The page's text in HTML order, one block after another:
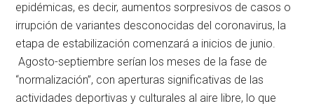
epidémicas, es decir, aumentos sorpresivos de casos o
irrupción de variantes desconocidas del coronavirus, la
etapa de estabilización comenzará a inicios de junio.
Agosto-septiembre serían los meses de la fase de
“normalización”, con aperturas significativas de las
actividades deportivas y culturales al aire libre, lo que